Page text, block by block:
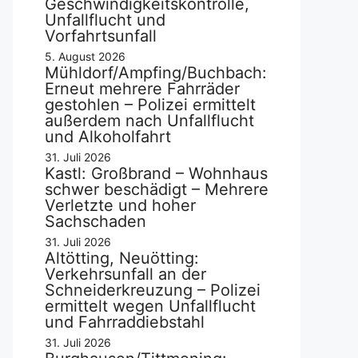
Geschwindigkeitskontrolle,
Unfallflucht und
Vorfahrtsunfall
5. August 2026
Mühldorf/Ampfing/Buchbach:
Erneut mehrere Fahrräder
gestohlen – Polizei ermittelt
außerdem nach Unfallflucht
und Alkoholfahrt
31. Juli 2026
Kastl: Großbrand – Wohnhaus
schwer beschädigt – Mehrere
Verletzte und hoher
Sachschaden
31. Juli 2026
Altötting, Neuötting:
Verkehrsunfall an der
Schneiderkreuzung – Polizei
ermittelt wegen Unfallflucht
und Fahrraddiebstahl
31. Juli 2026